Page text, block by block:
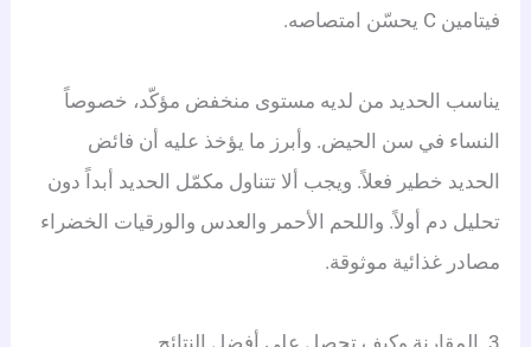
فيتامين C يحسّن امتصاصه.
يناسب الحديد من لديه مستوى منخفض مؤكّد، خصوصاً
النساء في سن الحيض. وأبرز ما يؤخذ عليه أن فائض
الحديد خطير فعلاً. ويجب ألا تتناول مكمّل الحديد أبداً دون
تحليل دم أولاً. واللحم الأحمر والعدس والورقيات الخضراء
مصادر غذائية موثوقة.